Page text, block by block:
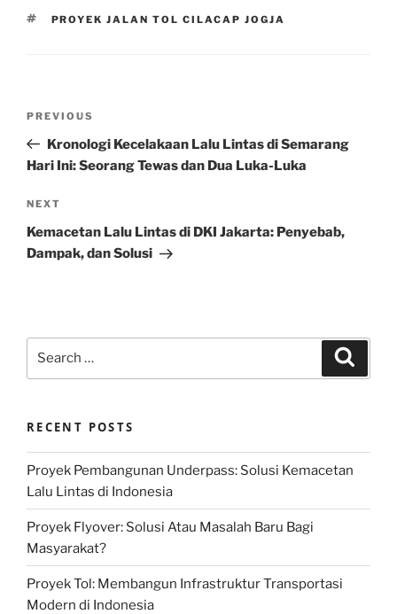
TAGS
PROYEK JALAN TOL CILACAP JOGJA
Previous
Post
PREVIOUS
Kronologi Kecelakaan Lalu Lintas di Semarang
Hari Ini: Seorang Tewas dan Dua Luka-Luka
Next
Post
NEXT
Kemacetan Lalu Lintas di DKI Jakarta: Penyebab,
Dampak, dan Solusi
RECENT POSTS
Proyek Pembangunan Underpass: Solusi Kemacetan
Lalu Lintas di Indonesia
Proyek Flyover: Solusi Atau Masalah Baru Bagi
Masyarakat?
Proyek Tol: Membangun Infrastruktur Transportasi
Modern di Indonesia